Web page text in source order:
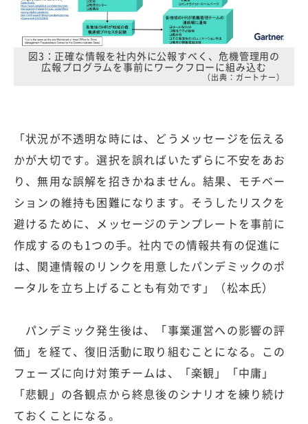
図3：正確な情報を社内外に公報すべく、危機管理用の
広報プログラムを事前にワークフローに組み込む
（出典：ガートナー）
「状況が不透明な時には、どうメッセージを伝える
かが大切です。選択を誤ればいたずらに不安をあお
り、無用な誤解を招きかねません。結果、モチベー
ションの維持も困難になります。そうしたリスクを
避けるために、メッセージのテンプレートを事前に
作成するのも1つの手。社内での情報共有の促進に
は、関連情報のリンクを用意したパンデミックのポ
ータルを立ち上げることも有効です」（松本氏）
パンデミック発生後は、「事業運営への影響の評
価」を経て、復旧活動に取り組むことになる。この
フェーズに向け対策チームは、「楽観」「中庸」
「悲観」の各観点から終息後のシナリオを練り続け
ておくことになる。